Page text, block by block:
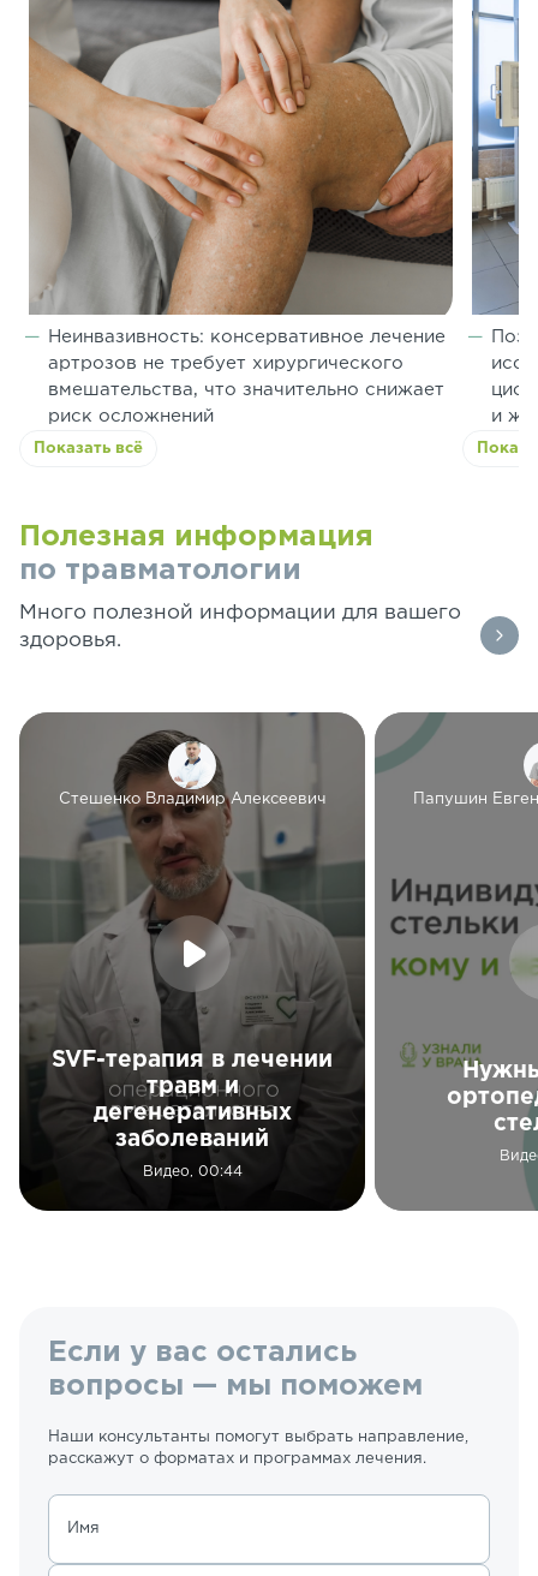
Неинвазивность: консервативное лечение
артрозов не требует хирургического
вмешательства, что значительно снижает
риск осложнений
Показать всё
и
Полезная информация
по травматологии
Много полезной информации для вашего
здоровья.
Стешенко Владимир Алексеевич
SVF-терапия в лечении
травм и
дегенеративных
заболеваний
Видео, 00:44
Папушин
Если у вас остались
вопросы — мы поможем
Наши консультанты помогут выбрать направление,
расскажут о форматах и программах лечения.
Имя